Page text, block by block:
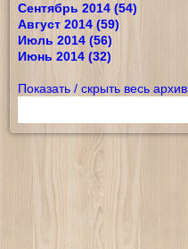
Сентябрь 2014 (54)
Август 2014 (59)
Июль 2014 (56)
Июнь 2014 (32)
Показать / скрыть весь архив